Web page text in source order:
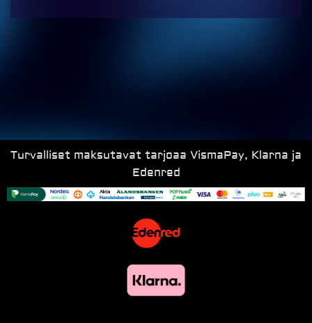
Turvalliset maksutavat tarjoaa VismaPay, Klarna ja
Edenred